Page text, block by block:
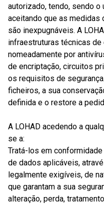
autorizado, tendo, sendo
aceitando que as medidas
são inexpugnáveis. A
infraestruturas técnicas
nomeadamente por
de encriptação, circuitos
os requisitos de
ficheiros, a sua
definida e o restore a
A LOHAD acedendo a
se a:
Tratá-los em
de dados aplicáveis,
legalmente exigíveis, de
que garantam a sua
alteração, perda,